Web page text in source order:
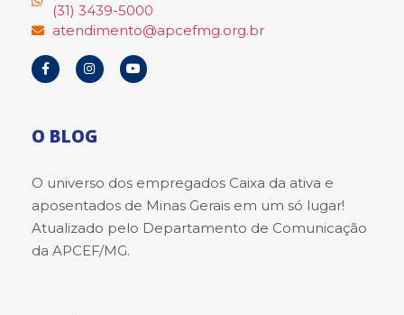
(31) 3439-5000
atendimento@apcefmg.org.br
O BLOG
O universo dos empregados Caixa da ativa e
aposentados de Minas Gerais em um só lugar!
Atualizado pelo Departamento de Comunicação
da APCEF/MG.